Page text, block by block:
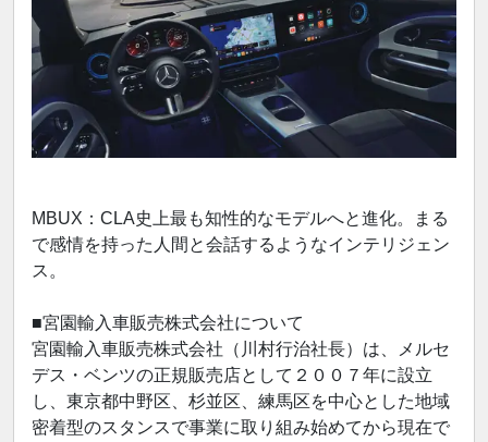
MBUX：CLA史上最も知性的なモデルへと進化。まる
で感情を持った人間と会話するようなインテリジェン
ス。
■宮園輸入車販売株式会社について
宮園輸入車販売株式会社（川村行治社長）は、メルセ
デス・ベンツの正規販売店として２００７年に設立
し、東京都中野区、杉並区、練馬区を中心とした地域
密着型のスタンスで事業に取り組み始めてから現在で